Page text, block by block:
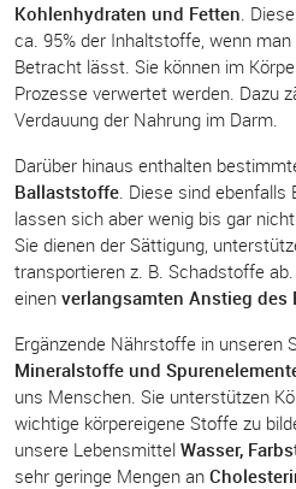
Kohlenhydraten und Fetten.
ca. 95% der Inhaltstoffe, wenn
Betracht lässt. Sie können im
Prozesse verwertet werden. Dazu
Verdauung der Nahrung im Darm.
Darüber hinaus enthalten
Ballaststoffe. Diese sind ebenfalls
lassen sich aber wenig bis gar
Sie dienen der Sättigung,
transportieren z. B. Schadstoffe
einen verlangsamten Anstieg des
Ergänzende Nährstoffe in unseren
Mineralstoffe und
uns Menschen. Sie unterstützen
wichtige körpereigene Stoffe zu
unsere Lebensmittel Wasser,
sehr geringe Mengen an